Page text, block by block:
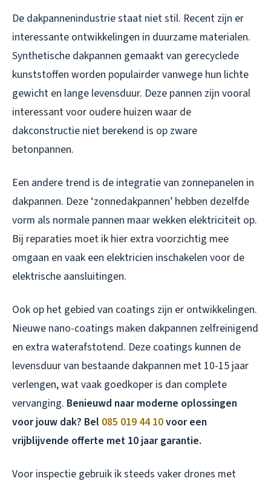
De dakpannenindustrie staat niet stil. Recent zijn er
interessante ontwikkelingen in duurzame materialen.
Synthetische dakpannen gemaakt van gerecyclede
kunststoffen worden populairder vanwege hun lichte
gewicht en lange levensduur. Deze pannen zijn vooral
interessant voor oudere huizen waar de
dakconstructie niet berekend is op zware
betonpannen.
Een andere trend is de integratie van zonnepanelen in
dakpannen. Deze ‘zonnedakpannen’ hebben dezelfde
vorm als normale pannen maar wekken elektriciteit op.
Bij reparaties moet ik hier extra voorzichtig mee
omgaan en vaak een elektricien inschakelen voor de
elektrische aansluitingen.
Ook op het gebied van coatings zijn er ontwikkelingen.
Nieuwe nano-coatings maken dakpannen zelfreinigend
en extra waterafstotend. Deze coatings kunnen de
levensduur van bestaande dakpannen met 10-15 jaar
verlengen, wat vaak goedkoper is dan complete
vervanging. Benieuwd naar moderne oplossingen
voor jouw dak? Bel 085 019 44 10voor een
vrijblijvende offerte met 10 jaar garantie.
Voor inspectie gebruik ik steeds vaker drones met